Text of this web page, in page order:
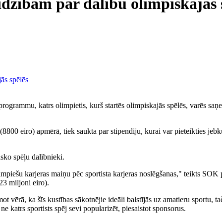
par dalību olimpiskajās
katrs olimpietis, kurš startēs olimpiskajās spēlēs, varēs
eiro) apmērā, tiek saukta par stipendiju, kurai var pieteikties
spēļu dalībnieki.
karjeras maiņu pēc sportista karjeras noslēgšanas," teikts
miljoni eiro).
vērā, ka šīs kustības sākotnējie ideāli balstījās uz amatieru sportu,
katrs sportists spēj sevi popularizēt, piesaistot sponsorus.